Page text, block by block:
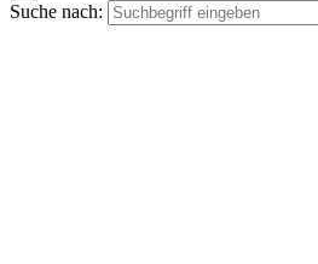
Suche nach: